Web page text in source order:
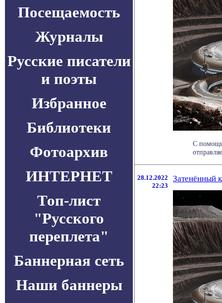
Посещаемость
Журналы
Русские писатели
и поэты
Избранное
Библиотеки
Фотоархив
ИНТЕРНЕТ
Топ-лист
"Русского
переплета"
Баннерная сеть
Наши баннеры
С
28.12.2022
22:23
Затенённый